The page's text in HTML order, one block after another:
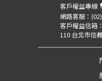
客戶權益專線
網路客服：
客戶權益信箱：
110 台北市信